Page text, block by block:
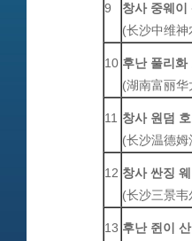
9 창사 중웨이
(长沙中维神
10 후난 풀리화
(湖南富丽华
11 창사 원 덤
(长沙温德姆
12 창사 싼징
(长沙三景韦
13 후난 쥔이